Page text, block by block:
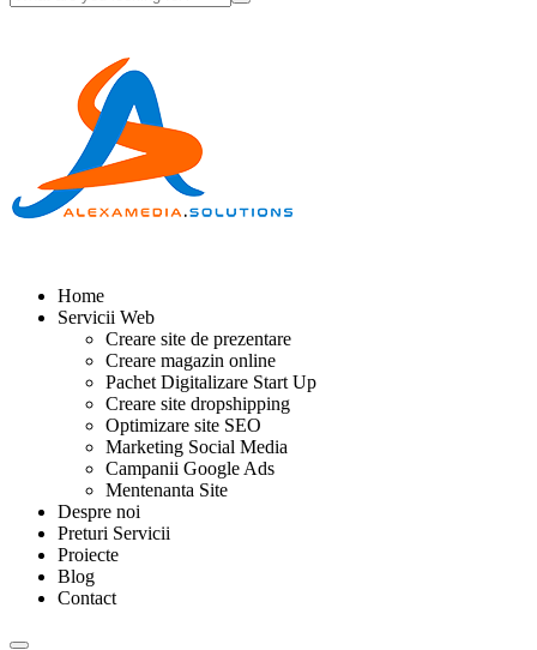
Home
Servicii Web
Creare site de prezentare
Creare magazin online
Pachet Digitalizare Start Up
Creare site dropshipping
Optimizare site SEO
Marketing Social Media
Campanii Google Ads
Mentenanta Site
Despre noi
Preturi Servicii
Proiecte
Blog
Contact